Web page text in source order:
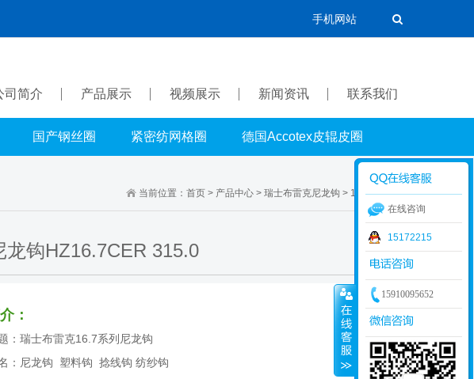
手机网站
司简介 产品展示 视频展示 新闻资讯 联系我们
国产钢丝圈 紧密纺网格圈 德国Accotex皮辊皮圈
当前位置： 首页 > 产品中心 > 瑞士布雷克尼龙钩 > 16.7系列尼龙钩
钩HZ16.7CER 315.0
：
：瑞士布雷克16.7系列尼龙钩
：尼龙钩 塑料钩 捻线钩 纺纱钩
在线咨询
15172215
15910095652